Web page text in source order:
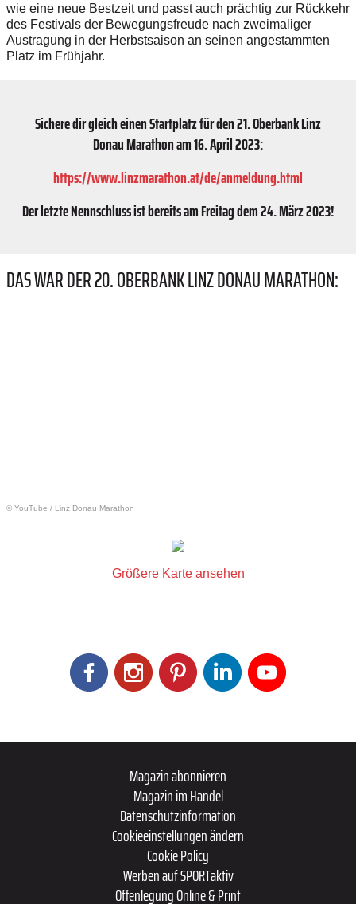
wie eine neue Bestzeit und passt auch prächtig zur Rückkehr
des Festivals der Bewegungsfreude nach zweimaliger
Austragung in der Herbstsaison an seinen angestammten
Platz im Frühjahr.
Sichere dir gleich einen Startplatz für den 21. Oberbank Linz
Donau Marathon am 16. April 2023:
https://www.linzmarathon.at/de/anmeldung.html
Der letzte Nennschluss ist bereits am Freitag dem 24. März 2023!
DAS WAR DER 20. OBERBANK LINZ DONAU MARATHON:
© YouTube / Linz Donau Marathon
Größere Karte ansehen
Magazin abonnieren
Magazin im Handel
Datenschutzinformation
Cookieeinstellungen ändern
Cookie Policy
Werben auf SPORTaktiv
Offenlegung Online & Print